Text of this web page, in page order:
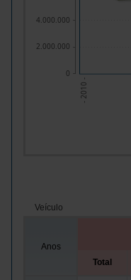
- 2010 -
0
2.000.000
4.000.000
Veículo
Anos
Total